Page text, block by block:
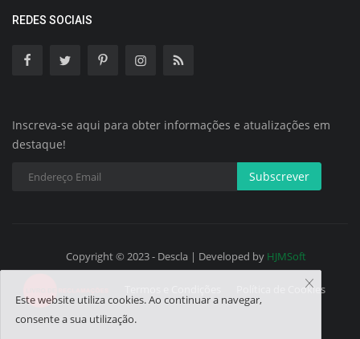
REDES SOCIAIS
Inscreva-se aqui para obter informações e atualizações em
destaque!
Subscrever
Copyright © 2023 - Descla | Developed by HJMSoft
Política de Cookies
Este website utiliza cookies. Ao continuar a navegar,
consente a sua utilização.